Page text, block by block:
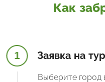
Как
1 Заявка на тур
Выберите город